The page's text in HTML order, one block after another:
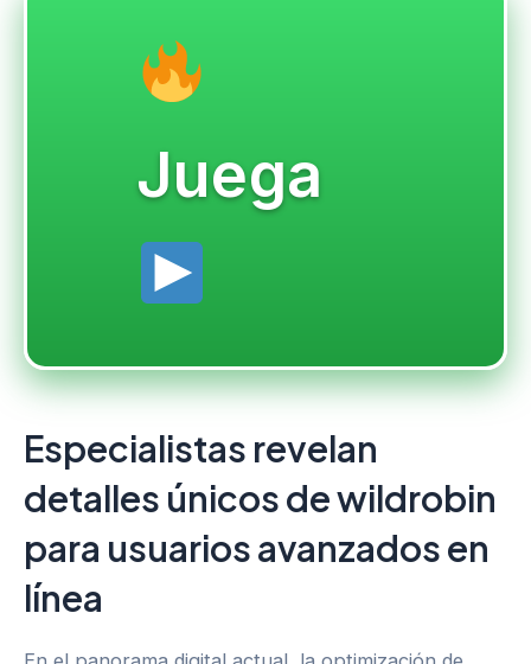
Juega
Especialistas revelan
detalles únicos de wildrobin
para usuarios avanzados en
línea